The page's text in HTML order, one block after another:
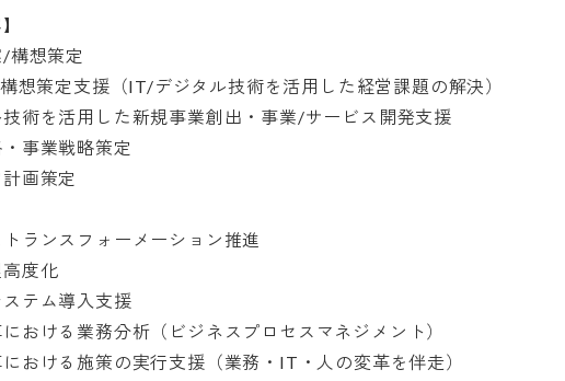
想策定
想策定支援（IT/デジタル技術を活用した経営課題の解決）
技術を活用した新規事業創出・事業/サービス開発支援
・事業戦略策定
画策定
ランスフォーメーション推進
高度化
ステム導入支援
における業務分析（ビジネスプロセスマネジメント）
における施策の実行支援（業務・IT・人の変革を伴走）